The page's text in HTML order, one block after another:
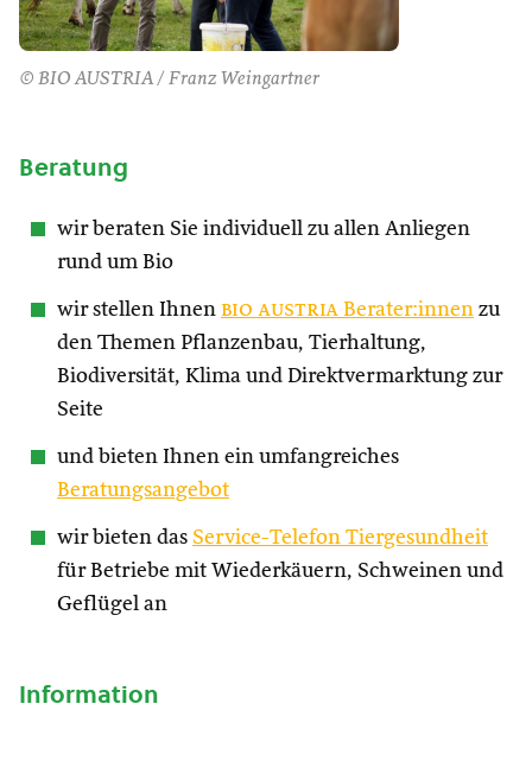
© BIO AUSTRIA / Franz Weingartner
Beratung
wir beraten Sie individuell zu allen Anliegen
rund um Bio
wir stellen Ihnen bio austria Berater:innen zu
den Themen Pflanzenbau, Tierhaltung,
Biodiversität, Klima und Direktvermarktung zur
Seite
und bieten Ihnen ein umfangreiches
Beratungsangebot
wir bieten das Service-Telefon Tiergesundheit
für Betriebe mit Wiederkäuern, Schweinen und
Geflügel an
Information